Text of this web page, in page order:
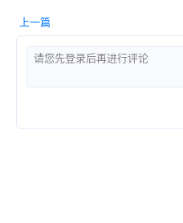
上一篇